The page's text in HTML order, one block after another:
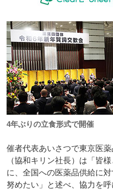
4年ぶりの立食形式で開催
催者代表あいさつで東京医
（協和キリン社長）は「皆
に、全国への医薬品供給に
努めたい」と述べ、協力を